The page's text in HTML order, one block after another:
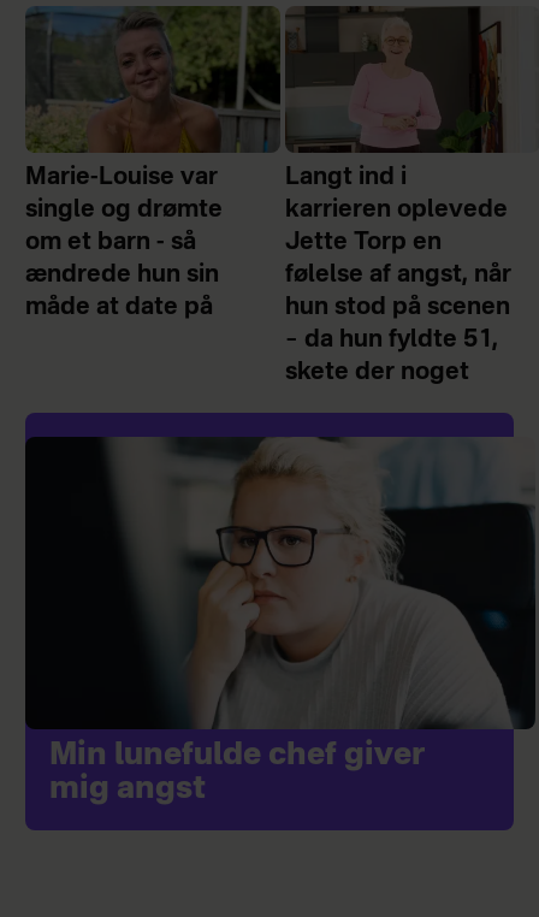
Marie-Louise var
single og drømte
om et barn - så
ændrede hun sin
måde at date på
Langt ind i
karrieren oplevede
Jette Torp en
følelse af angst, når
hun stod på scenen
– da hun fyldte 51,
skete der noget
Min lunefulde chef giver
mig angst